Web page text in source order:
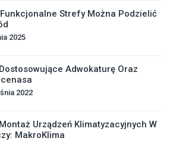
Strefy Można Podzielić
2025
Adwokaturę Oraz
2022
Urządzeń Klimatyzacyjnych W
MakroKlima